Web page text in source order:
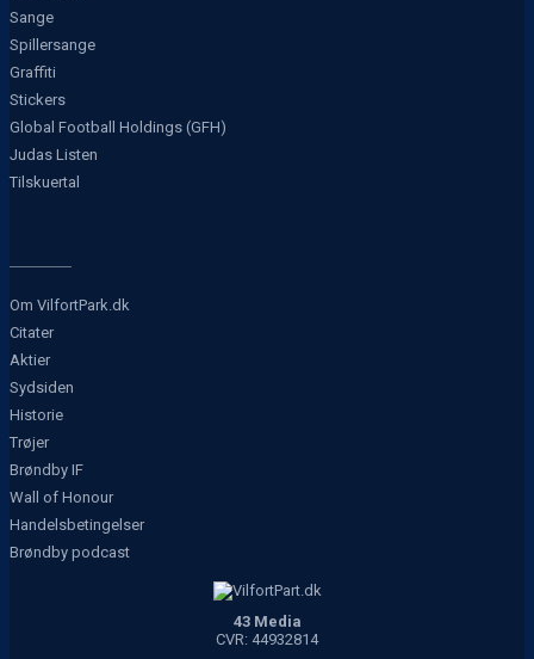
Sange
Spillersange
Graffiti
Stickers
Global Football Holdings (GFH)
Judas Listen
Tilskuertal
Om VilfortPark.dk
Citater
Aktier
Sydsiden
Historie
Trøjer
Brøndby IF
Wall of Honour
Handelsbetingelser
Brøndby podcast
43 Media
CVR: 44932814